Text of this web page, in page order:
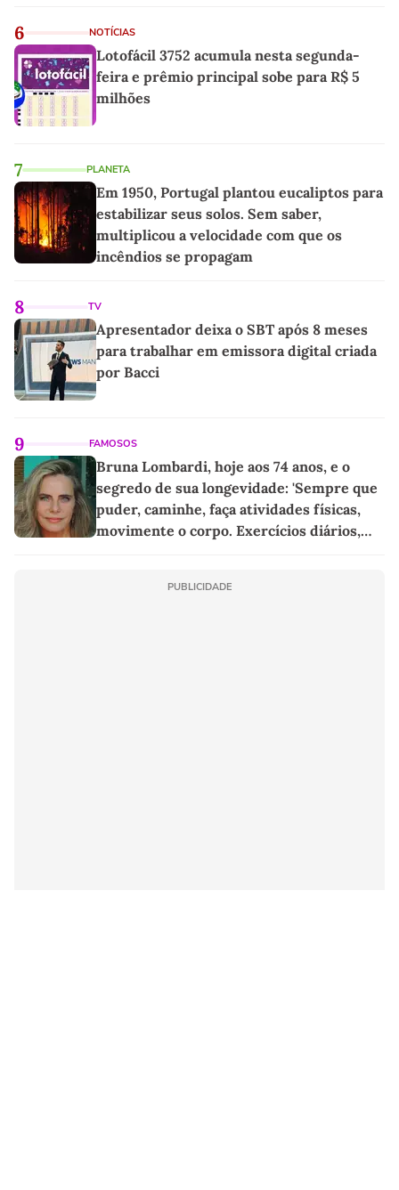
6 NOTÍCIAS
Lotofácil 3752 acumula nesta segunda-
feira e prêmio principal sobe para R$ 5
milhões
7 PLANETA
Em 1950, Portugal plantou eucaliptos para
estabilizar seus solos. Sem saber,
multiplicou a velocidade com que os
incêndios se propagam
8 TV
Apresentador deixa o SBT após 8 meses
para trabalhar em emissora digital criada
por Bacci
9 FAMOSOS
Bruna Lombardi, hoje aos 74 anos, e o
segredo de sua longevidade: 'Sempre que
puder, caminhe, faça atividades físicas,
movimente o corpo. Exercícios diários,
PUBLICIDADE